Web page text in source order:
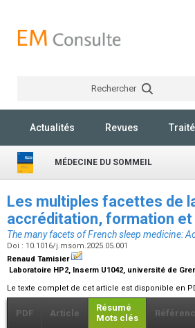
Rechercher
Actualités Revues
MÉDECINE DU SOMMEIL
Les multiples facettes de
accréditation, formation
The many facets of French sleep medicine:
Doi : 10.1016/j.msom.2025.05.001
Renaud Tamisier
Laboratoire HP2, Inserm U1042, université de
Le texte complet de cet article est disponible en
PDF Article
Résumé
Mots clés